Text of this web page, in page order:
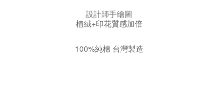
設計師手繪圖
植絨+印花質感加倍
100%純棉 台灣製造